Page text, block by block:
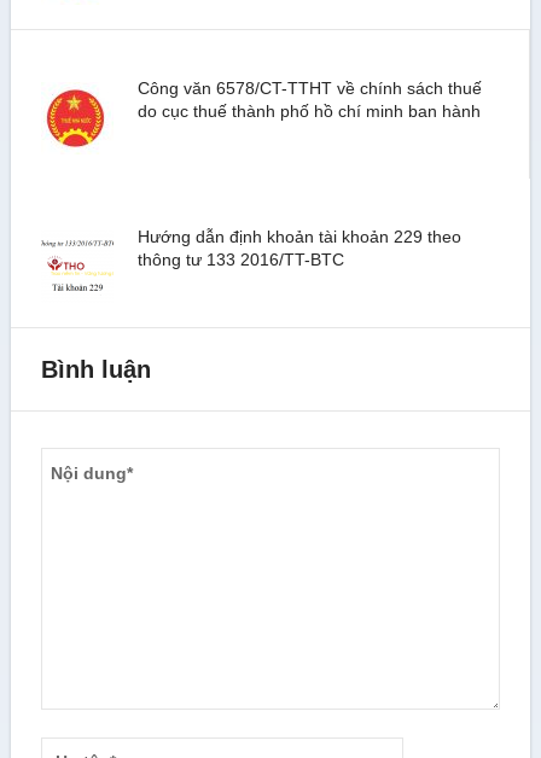
Công văn 6578/CT-TTHT về chính sách thuế
do cục thuế thành phố hồ chí minh ban hành
Hướng dẫn định khoản tài khoản 229 theo
thông tư 133 2016/TT-BTC
Bình luận